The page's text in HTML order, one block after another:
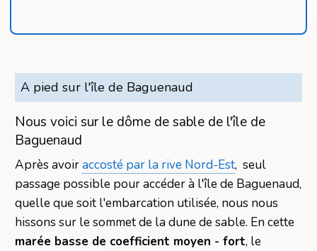
A pied sur l'île de Baguenaud
Nous voici sur le dôme de sable de l'île de
Baguenaud
Après avoiraccosté par la rive Nord-Est, seul
passage possible pour accéder à l'île de Baguenaud,
quelle que soit l'embarcation utilisée, nous nous
hissons sur le sommet de la dune de sable. En cette
marée basse de coefficient moyen - fort, le